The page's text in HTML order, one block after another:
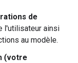
de
l'utilisateur ainsi
au modèle.
(votre